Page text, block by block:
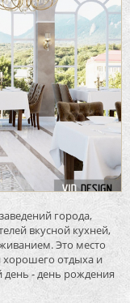
города,
вкусной кухней,
Это место
хорошего отдыха и
день - день рождения